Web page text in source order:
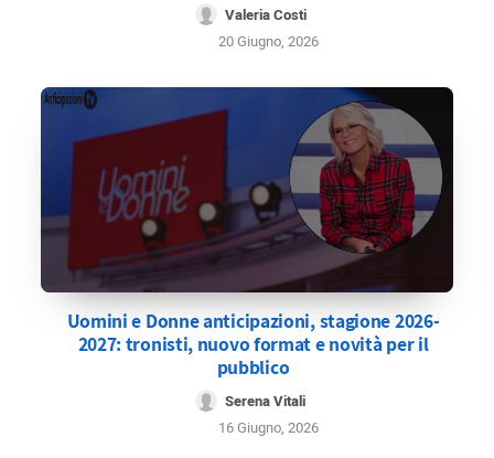
Valeria Costi
20 Giugno, 2026
Uomini e Donne anticipazioni, stagione 2026-
2027: tronisti, nuovo format e novità per il
pubblico
Serena Vitali
16 Giugno, 2026